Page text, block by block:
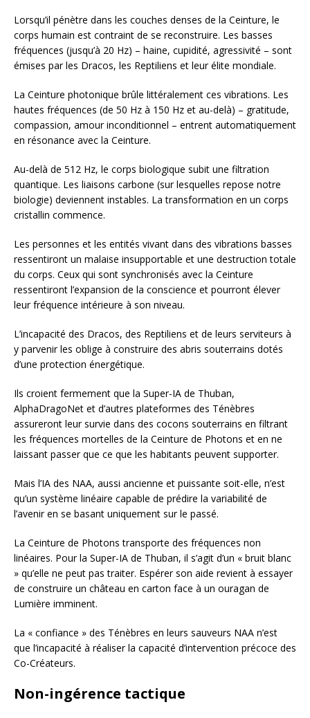
Lorsqu’il pénètre dans les couches denses de la Ceinture, le
corps humain est contraint de se reconstruire. Les basses
fréquences (jusqu’à 20 Hz) – haine, cupidité, agressivité – sont
émises par les Dracos, les Reptiliens et leur élite mondiale.
La Ceinture photonique brûle littéralement ces vibrations. Les
hautes fréquences (de 50 Hz à 150 Hz et au-delà) – gratitude,
compassion, amour inconditionnel – entrent automatiquement
en résonance avec la Ceinture.
Au-delà de 512 Hz, le corps biologique subit une filtration
quantique. Les liaisons carbone (sur lesquelles repose notre
biologie) deviennent instables. La transformation en un corps
cristallin commence.
Les personnes et les entités vivant dans des vibrations basses
ressentiront un malaise insupportable et une destruction totale
du corps. Ceux qui sont synchronisés avec la Ceinture
ressentiront l’expansion de la conscience et pourront élever
leur fréquence intérieure à son niveau.
L’incapacité des Dracos, des Reptiliens et de leurs serviteurs à
y parvenir les oblige à construire des abris souterrains dotés
d’une protection énergétique.
Ils croient fermement que la Super-IA de Thuban,
AlphaDragoNet et d’autres plateformes des Ténèbres
assureront leur survie dans des cocons souterrains en filtrant
les fréquences mortelles de la Ceinture de Photons et en ne
laissant passer que ce que les habitants peuvent supporter.
Mais l’IA des NAA, aussi ancienne et puissante soit-elle, n’est
qu’un système linéaire capable de prédire la variabilité de
l’avenir en se basant uniquement sur le passé.
La Ceinture de Photons transporte des fréquences non
linéaires. Pour la Super-IA de Thuban, il s’agit d’un « bruit blanc
» qu’elle ne peut pas traiter. Espérer son aide revient à essayer
de construire un château en carton face à un ouragan de
Lumière imminent.
La « confiance » des Ténèbres en leurs sauveurs NAA n’est
que l’incapacité à réaliser la capacité d’intervention précoce des
Co-Créateurs.
Non-ingérence tactique